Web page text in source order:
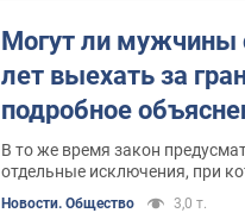
Могут ли мужчины
лет выехать за
подробное
В то же время закон
отдельные исключения, при
Новости. Общество 3,0 т.